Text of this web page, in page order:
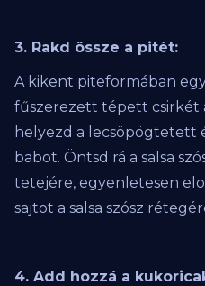
3. Rakd össze a pitét:
A kikent piteformában
fűszerezett tépett csirkét
helyezd a lecsöpögtetett
babot. Öntsd rá a salsa
tetejére, egyenletesen
sajtot a salsa szósz
4. Add hozzá a